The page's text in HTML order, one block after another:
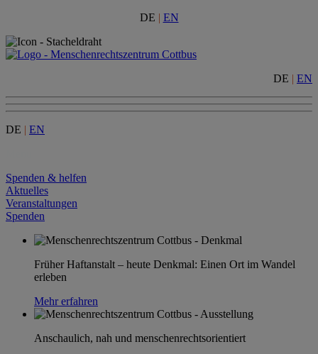
DE | EN
DE | EN
DE | EN
Spenden & helfen
Aktuelles
Veranstaltungen
Spenden
Früher Haftanstalt – heute Denkmal: Einen Ort im Wandel
erleben
Mehr erfahren
Anschaulich, nah und menschenrechtsorientiert